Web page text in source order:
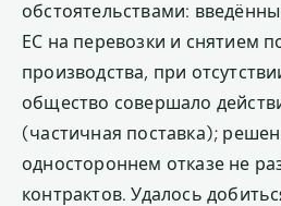
обстоятельствами:
ЕС на перевозки и снятием
производства, при
общество совершало
(частичная поставка);
одностороннем отказе не
контрактов. Удалось